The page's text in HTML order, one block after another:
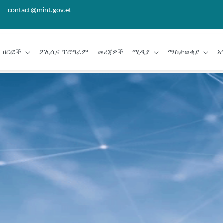
contact@mint.gov.et
ዘርፎች ፖሊሲና ፕሮግራም መረጃዎች ሚዲያ ማስታወቂያ